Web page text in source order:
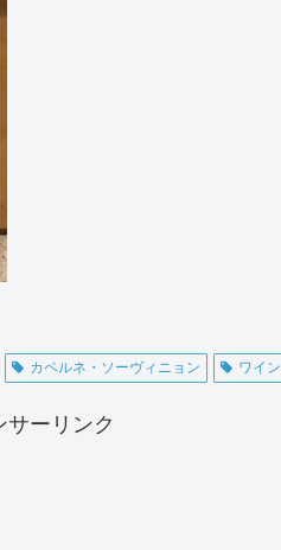
カベルネ・ソーヴィニョン ワイン
サーリンク